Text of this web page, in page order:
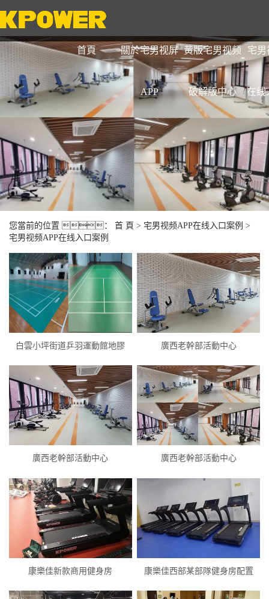
首頁 關於宅男视屏
APP
黄版宅男视频
破解版中心
宅男
在线
您當前的位置 ： 首 頁 > 宅男视频APP在线入口案例 >
宅男视频APP在线入口案例
白雲小坪街道乒羽運動館地膠 廣西老幹部活動中心
廣西老幹部活動中心 廣西老幹部活動中心
康樂佳新款商用健身房 康樂佳西部某部隊健身房配置